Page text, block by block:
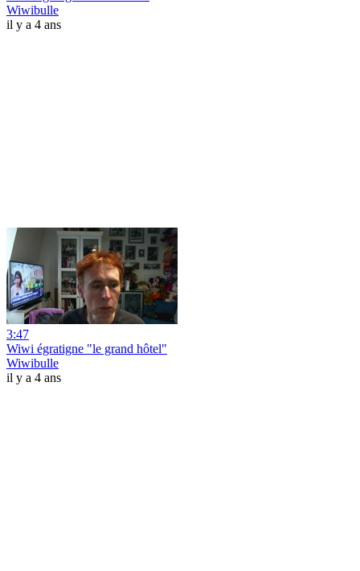
Wiwibulle
il y a 4 ans
3:47
Wiwi égratigne "le grand hôtel"
Wiwibulle
il y a 4 ans